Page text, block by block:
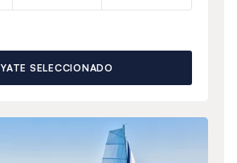
YATE SELECCIONADO